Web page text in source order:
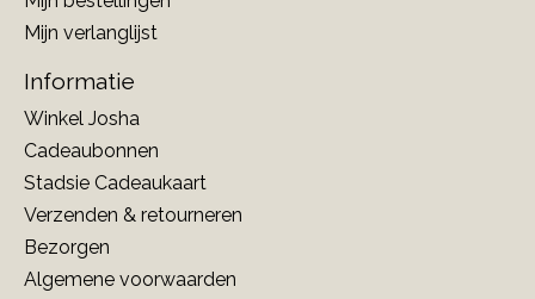
Mijn verlanglijst
Informatie
Winkel Josha
Cadeaubonnen
Stadsie Cadeaukaart
Verzenden & retourneren
Bezorgen
Algemene voorwaarden